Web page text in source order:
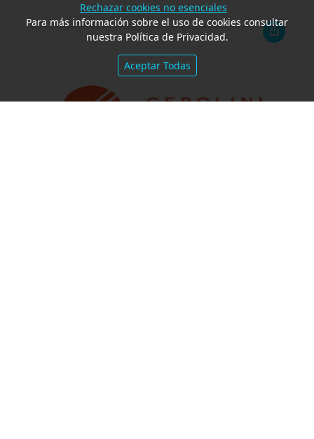
Rechazar cookies no esenciales
Para más información sobre el uso de cookies consultar
nuestra Política de Privacidad.
Aceptar Todas